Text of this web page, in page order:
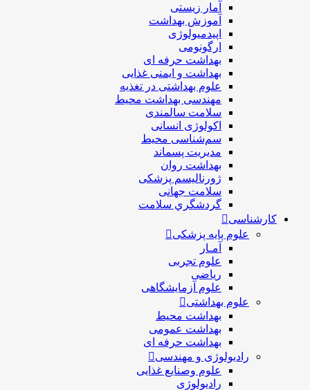
آمار زیستی
آموزش بهداشت
اپیدمیولوژی
ارگونومی
بهداشت حرفه ای
بهداشت و ایمنی غذایی
علوم بهداشتی در تغذیه
مهندسی بهداشت محيط
سلامت سالمندی
اکولوژی انسانی
سم‌شناسی محیط
مدیریت پسماند
بهداشت روان
ژورنالیسم پزشکی
سلامت جهانی
گردشگري سلامت
کارشناسی
علوم پایه پزشکی
آمـار
علوم تجربی
ریاضی
علوم آزمایشگاهی
علوم بهداشتی
بهداشت محیط
بهداشت عمومی
بهداشت حرفه ای
رادیولوژی و مهندسی
علوم وصنایع غذایی
رادیولوژی